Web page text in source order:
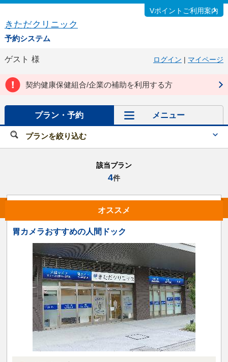
きただクリニック
予約システム
Vポイントご利用案内
ゲスト 様 ログイン | マイページ
契約健康保健組合/企業の補助を利用する方
プラン・予約 メニュー
プランを絞り込む
該当プラン
4件
オススメ
胃カメラおすすめの人間ドック